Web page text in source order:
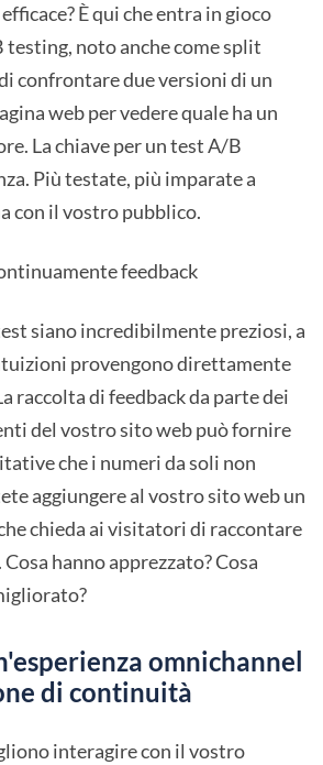
È qui che entra in gioco
testing, noto anche come split
confrontare due versioni di un
web per vedere quale ha un
La chiave per un test A/B
Più testate, più imparate a
con il vostro pubblico.
feedback
siano incredibilmente preziosi, a
provengono direttamente
raccolta di feedback da parte dei
del vostro sito web può fornire
che i numeri da soli non
aggiungere al vostro sito web un
chieda ai visitatori di raccontare
hanno apprezzato? Cosa
omnichannel
di continuità
interagire con il vostro